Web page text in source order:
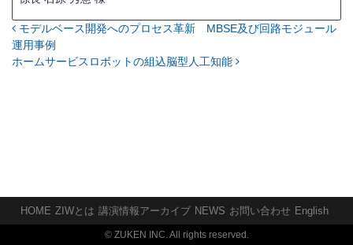
投稿ナビゲーション
モデルベース開発へのプロセス革新 MBSE及び回路モジュール
運用事例
ホームサービスロボットの組込脳型人工知能
HOME ZIWとは 講演情報アーカイブ NEWS お問い合わせ English
© ZUKEN INC. All rights reserved.